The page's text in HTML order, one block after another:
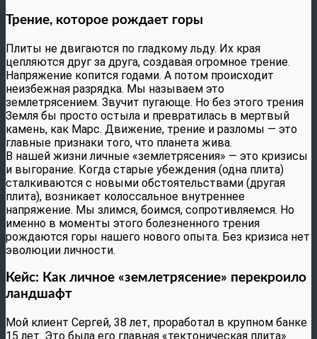
Трение, которое рождает горы
Плиты не двигаются по гладкому льду. Их края
цепляются друг за друга, создавая огромное трение.
Напряжение копится годами. А потом происходит
неизбежная разрядка. Мы называем это
землетрясением. Звучит пугающе. Но без этого трения
Земля бы просто остыла и превратилась в мертвый
камень, как Марс. Движение, трение и разломы — это
главные признаки того, что планета жива.
В нашей жизни личные «землетрясения» — это кризисы
и выгорание. Когда старые убеждения (одна плита)
сталкиваются с новыми обстоятельствами (другая
плита), возникает колоссальное внутреннее
напряжение. Мы злимся, боимся, сопротивляемся. Но
именно в моменты этого болезненного трения
рождаются горы нашего нового опыта. Без кризиса нет
эволюции личности.
Кейс: Как личное «землетрясение» перекроило
ландшафт
Мой клиент Сергей, 38 лет, проработал в крупном банке
15 лет. Это была его главная «тектоническая плита».